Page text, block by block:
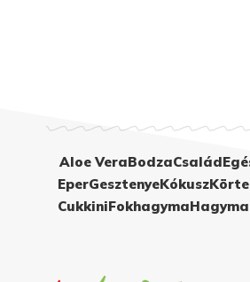
Aloe VeraBodzaCsalád
EperGesztenyeKókuszKörte
CukkiniFokhagymaHagyma